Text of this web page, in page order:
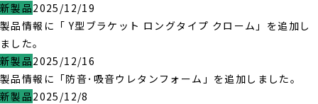
新製品2025/12/19
製品情報に「 Y型ブラケット ロングタイプ クローム」を追加し
ました。
新製品2025/12/16
製品情報に「防音･吸音ウレタンフォーム」を追加しました。
新製品2025/12/8